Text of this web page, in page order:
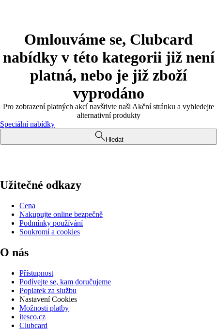
Omlouváme se, Clubcard
nabídky v této kategorii již není
platná, nebo je již zboží
vyprodáno
Pro zobrazení platných akcí navštivte naši Akční stránku a vyhledejte
alternativní produkty
Speciální nabídky
Hledat
Užitečné odkazy
Cena
Nakupujte online bezpečně
Podmínky používání
Soukromí a cookies
O nás
Přístupnost
Podívejte se, kam doručujeme
Poplatek za službu
Nastavení Cookies
Možnosti platby
itesco.cz
Clubcard